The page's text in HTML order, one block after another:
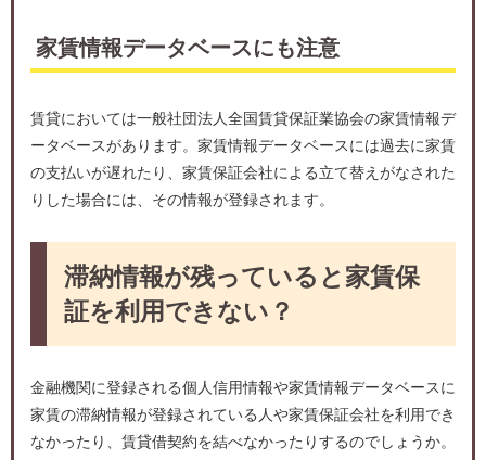
家賃情報データベースにも注意
賃貸においては一般社団法人全国賃貸保証業協会の家賃情報デ
ータベースがあります。家賃情報データベースには過去に家賃
の支払いが遅れたり、家賃保証会社による立て替えがなされた
りした場合には、その情報が登録されます。
滞納情報が残っていると家賃保
証を利用できない？
金融機関に登録される個人信用情報や家賃情報データベースに
家賃の滞納情報が登録されている人や家賃保証会社を利用でき
なかったり、賃貸借契約を結べなかったりするのでしょうか。